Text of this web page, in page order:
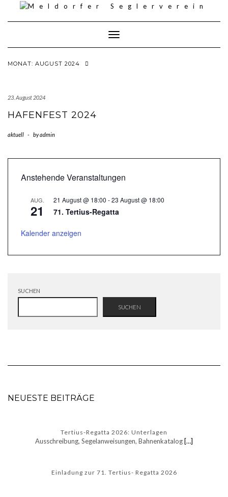
content
Toggle Navigation
MONAT: AUGUST 2024
23. August 2024
HAFENFEST 2024
aktuell - byadmin
Anstehende Veranstaltungen
AUG.
21
21 August @ 18:00 -23 August @ 18:00
71. Tertius-Regatta
Kalender anzeigen
SUCHEN
SUCHEN
NEUESTE BEITRÄGE
Tertius-Regatta 2026: Unterlagen
Ausschreibung, Segelanweisungen, Bahnenkatalog […]
Einladung zur 71. Tertius- Regatta 2026